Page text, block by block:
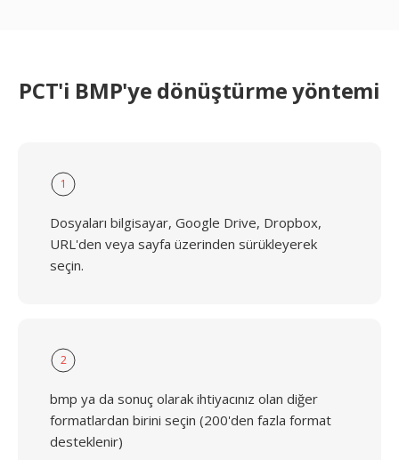
PCT'i BMP'ye dönüştürme yöntemi
1
Dosyaları bilgisayar, Google Drive, Dropbox,
URL'den veya sayfa üzerinden sürükleyerek
seçin.
2
bmp ya da sonuç olarak ihtiyacınız olan diğer
formatlardan birini seçin (200'den fazla format
desteklenir)